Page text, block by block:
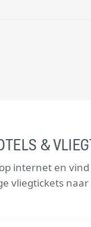
&
internet en
vliegtickets